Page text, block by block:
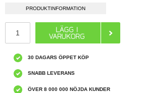
PRODUKTINFORMATION
30 DAGARS ÖPPET KÖP
SNABB LEVERANS
ÖVER 8 000 000 NÖJDA KUNDER